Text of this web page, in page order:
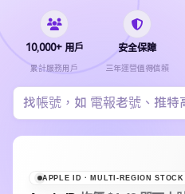
10,000+ 用戶
累計服務用戶
安全保障
三年運營值得信賴
X PREMIUM · SELF-SERVICE TOP-